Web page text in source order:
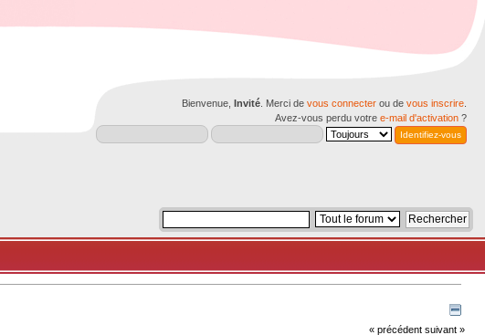
Bienvenue, Invité . Merci de vous connecter ou de vous inscrire
Avez-vous perdu votre e-mail d'activation ?
« précédent suivant »